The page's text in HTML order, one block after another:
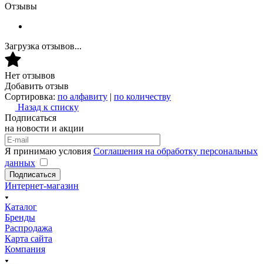
Отзывы
Загрузка отзывов...
Нет отзывов
Добавить отзыв
Сортировка: по алфавиту | по количеству
Назад к списку
Подписаться
на новости и акции
Я принимаю условия Соглашения на обработку персональных
данных
Подписаться
Интернет-магазин
Каталог
Бренды
Распродажа
Карта сайта
Компания